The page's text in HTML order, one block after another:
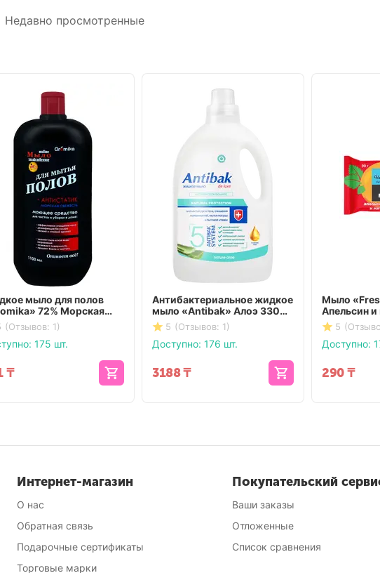
Недавно просмотренные
мыло для полов
72% Морская
1100 мл
(Отзывов: 1)
175 шт.
₸
Антибактериальное жидкое
мыло «Antibak» Алоэ 3300
мл 5 (Отзывов: 1)
Доступно: 176 шт.
3188₸
Мыло
Апельсин и
5
Доступно:
290₸
Интернет-магазин
О нас
Обратная связь
Подарочные сертификаты
Торговые марки
Покупательский
Ваши заказы
Отложенные
Список сравнения